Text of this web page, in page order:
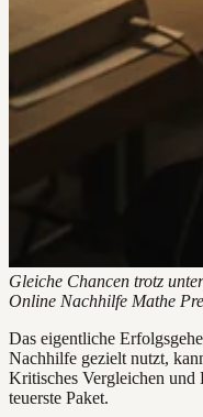
Gleiche Chancen trotz
Online Nachhilfe Mathe
Das eigentliche
Nachhilfe gezielt nutzt,
Kritisches Vergleichen
teuerste Paket.